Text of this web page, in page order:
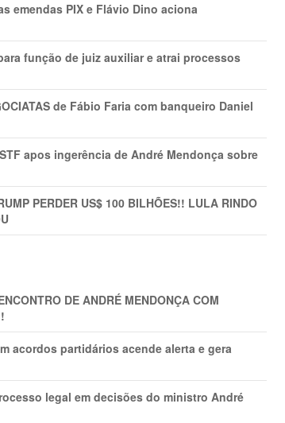
emendas PIX e Flávio Dino aciona
função de juiz auxiliar e atrai processos
de Fábio Faria com banqueiro Daniel
apos ingerência de André Mendonça sobre
PERDER US$ 100 BILHÕES!! LULA RINDO
DE ANDRÉ MENDONÇA COM
acordos partidários acende alerta e gera
legal em decisões do ministro André